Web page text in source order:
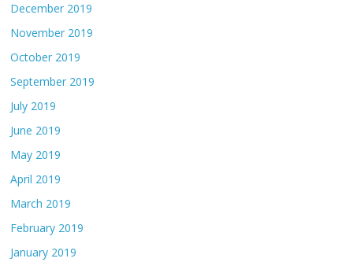
December 2019
November 2019
October 2019
September 2019
July 2019
June 2019
May 2019
April 2019
March 2019
February 2019
January 2019